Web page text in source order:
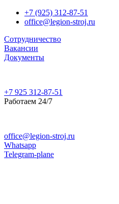
+7 (925) 312-87-51
office@legion-stroj.ru
Сотрудничество
Вакансии
Документы
+7 925 312-87-51
Работаем 24/7
office@legion-stroj.ru
Whatsapp
Telegram-plane